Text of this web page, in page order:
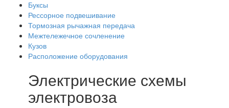
Буксы
Рессорное подвешивание
Тормозная рычажная передача
Межтележечное сочленение
Кузов
Расположение оборудования
Электрические схемы
электровоза